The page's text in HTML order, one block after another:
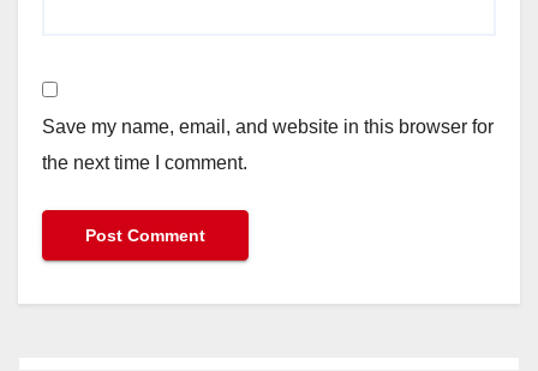
Save my name, email, and website in this browser for
the next time I comment.